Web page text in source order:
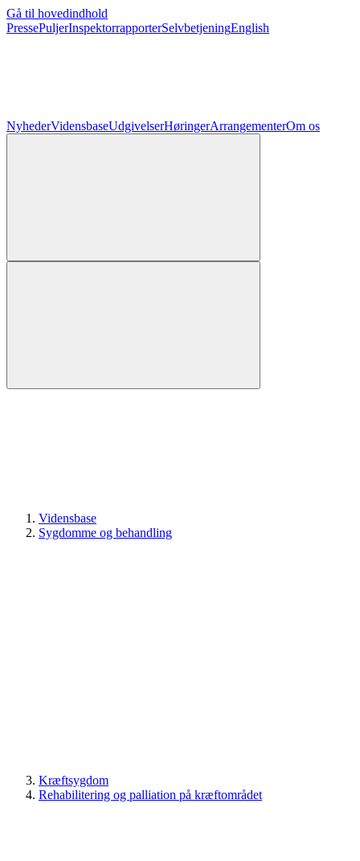
Gå til hovedindhold
PressePuljerInspektorrapporterSelvbetjeningEnglish
NyhederVidensbaseUdgivelserHøringerArrangementerOm os
Vidensbase
Sygdomme og behandling
Kræftsygdom
Rehabilitering og palliation på kræftområdet